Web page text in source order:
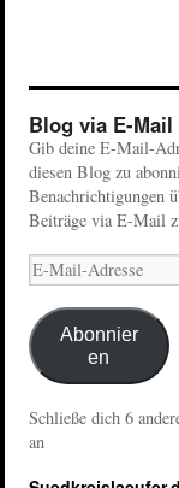
Blog via E-
Gib deine E-Mail-
diesen Blog zu
Benachrichtigungen
Beiträge via E-Mail
Abonnier
en
Schließe dich 6
an